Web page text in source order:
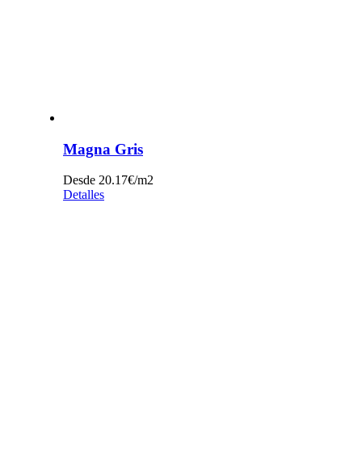
Magna Gris
Desde 20.17€/m2
Detalles